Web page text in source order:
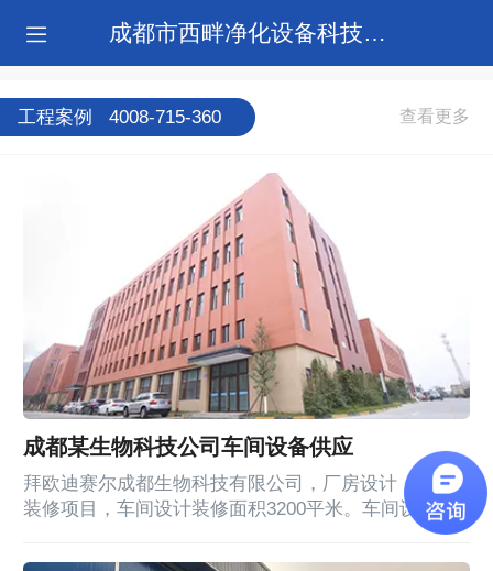
成都市西畔净化设备科技有限公司
工程案例   4008-715-360
成都某生物科技公司车间设备供应
拜欧迪赛尔成都生物科技有限公司，厂房设计，厂房
装修项目，车间设计装修面积3200平米。车间设备、
门（不锈钢洁净门、防撞门等）不锈钢制品找西畔，
厂家直销，咨询热线：182-7509-1690